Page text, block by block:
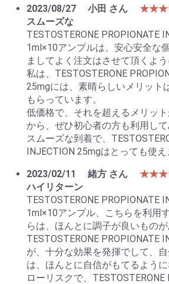
2023/08/27
小田 さん
スムーズな
TESTOSTERONE PROPIONATE
1ml×10アンプルは、安心安全な
ましてよく注文はさせて頂くよう
私は、TESTOSTERONE
25mgには、素晴らしいメリット
もらっています。
低価格で、それを超えるメリッ
から、ぜひ初心者の方も利用して
スムーズな到着で、
INJECTION 25mgはとっても使え
2023/02/11
緒方 さん
ハイリターン
TESTOSTERONE PROPIONATE
1ml×10アンプル、こちらを利用
らは、ほんとに調子が良いものが
TESTOSTERONE PROPIONATE
が、十分な効果を発揮でして、
は、ほんとに自信がもてるように
ローリスクで、TESTOSTERONE